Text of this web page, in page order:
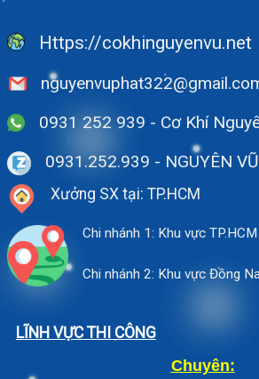
Https://cokhinguyenvu.net
0931 252 939 - Cơ Khí
0931.252.939 - NGUYÊN VŨ
Xưởng SX tại: TP.HCM
Chi nhánh 1: Khu vực TP.HCM
Chi nhánh 2: Khu vực Đồng
LĨNH VỰC THI CÔNG
Chuyên: